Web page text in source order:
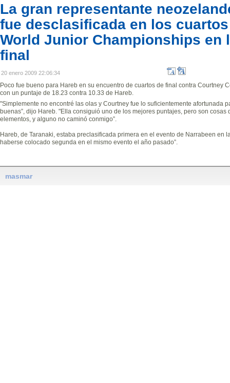
La gran representante
fue desclasificada en los
World Junior Championships en
final
20 enero 2009 22:06:34
Poco fue bueno para Hareb en su encuentro de cuartos de final contra Courtney
con un puntaje de 18.23 contra 10.33 de Hareb.
"Simplemente no encontré las olas y Courtney fue lo suficientemente afortunada
buenas”, dijo Hareb. "Ella consiguió uno de los mejores puntajes, pero son
elementos, y alguno no caminó conmigo”.
Hareb, de Taranaki, estaba preclasificada primera en el evento de Narrabeen en
haberse colocado segunda en el mismo evento el año pasado”.
masmar